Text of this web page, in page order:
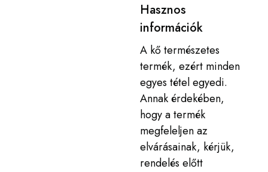
Hasznos
információk
A kő természetes
termék, ezért minden
egyes tétel egyedi.
Annak érdekében,
hogy a termék
megfeleljen az
elvárásainak, kérjük,
rendelés előtt